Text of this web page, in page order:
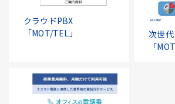
クラウドPBX
「MOT/TEL」
次世
「